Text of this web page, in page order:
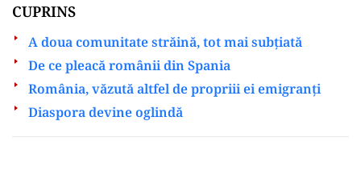
CUPRINS
A doua comunitate străină, tot mai subțiată
De ce pleacă românii din Spania
România, văzută altfel de propriii ei emigranți
Diaspora devine oglindă